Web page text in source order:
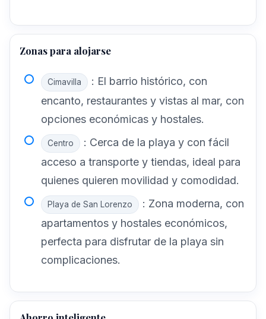
Zonas para alojarse
Cimavilla
: El barrio histórico, con
encanto, restaurantes y vistas al mar, con
opciones económicas y hostales.
Centro
: Cerca de la playa y con fácil
acceso a transporte y tiendas, ideal para
quienes quieren movilidad y comodidad.
Playa de San Lorenzo
: Zona moderna, con
apartamentos y hostales económicos,
perfecta para disfrutar de la playa sin
complicaciones.